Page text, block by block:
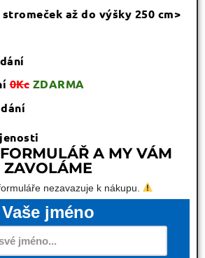
až do výšky 250 cm>
0KcZDARMA
A MY VÁM
ZAVOLÁME
nezavazuje k nákupu.
Vaše jméno